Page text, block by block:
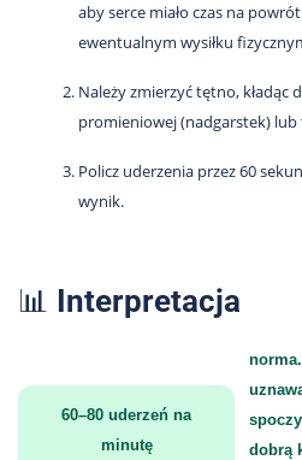
aby serce miało czas na
ewentualnym wysiłku
Należy zmierzyć tętno, kładąc
promieniowej (nadgarstek) lub
Policz uderzenia przez 60
wynik.
📊 Interpretacja
60–80 uderzeń na
minutę
dobrą